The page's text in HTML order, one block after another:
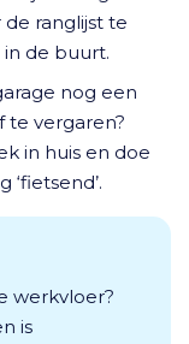
ranglijst te
de buurt.
nog een
te vergaren?
in huis en doe
werkvloer?
is